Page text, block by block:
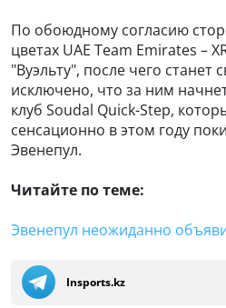
По обоюдному согласию
цветах UAE Team Emirates –
"Вуэльту", после чего
исключено, что за ним
клуб Soudal Quick-Step,
сенсационно в этом году
Эвенепул.
Читайте по теме:
Эвенепул неожиданно
Insports.kz